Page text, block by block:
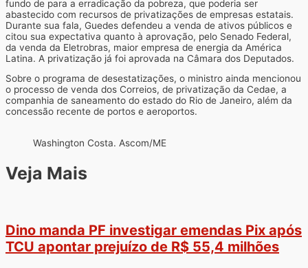
fundo de para a erradicação da pobreza, que poderia ser
abastecido com recursos de privatizações de empresas estatais.
Durante sua fala, Guedes defendeu a venda de ativos públicos e
citou sua expectativa quanto à aprovação, pelo Senado Federal,
da venda da Eletrobras, maior empresa de energia da América
Latina. A privatização já foi aprovada na Câmara dos Deputados.
Sobre o programa de desestatizações, o ministro ainda mencionou
o processo de venda dos Correios, de privatização da Cedae, a
companhia de saneamento do estado do Rio de Janeiro, além da
concessão recente de portos e aeroportos.
Washington Costa. Ascom/ME
Veja Mais
Dino manda PF investigar emendas Pix após
TCU apontar prejuízo de R$ 55,4 milhões